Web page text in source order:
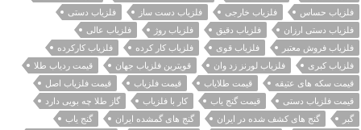
فلزیاب حساس
فلزیاب خارجی فلزیاب دست ساز
فلزیاب دستی
فلزیاب دستی ارزان
فلزیاب دقیق فلزیاب روژ
فلزیاب عالی
فلزیاب فروش معتبر
فلزیاب قوی فلزیاب کار کرده
فلزیاب کارکرده
فلزیاب کبری
فلزیاب لورنز زد وان قویترین فلزیاب جهان
قیمت ردیاب طلا
قیمت سکه های عتیقه
قیمت طلایاب قیمت فلزیاب
قیمت فلزیاب اصل
قیمت فلزیاب دستی
قیمت گنج یاب کار با فلزیاب
گاز طلا چه بویی دارد
گبر
گنج های کشف شده در ایران گنج های گمشده ایران
گنج یاب